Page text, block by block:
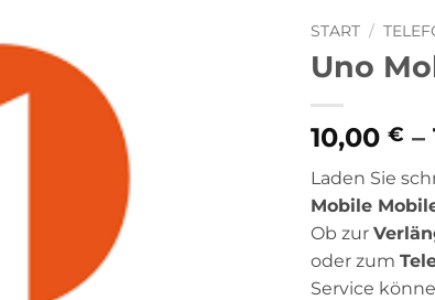
START /
Uno
10,00 € –
Laden Sie
Mobile
Ob zur
oder zum
Service